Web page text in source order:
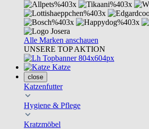
Alle Marken anschauen
UNSERE TOP AKTION
Katze
close
Katzenfutter
Hygiene & Pflege
Kratzmöbel